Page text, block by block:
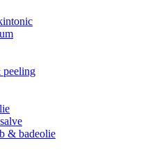
peeling
& badeolie